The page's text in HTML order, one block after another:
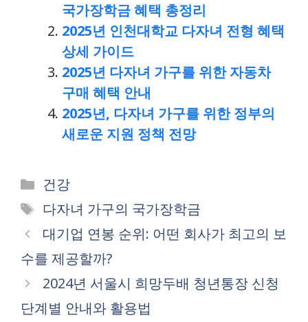
국가장학금 혜택 총정리
2025년 인천대학교 다자녀 전형 혜택
상세 가이드
2025년 다자녀 가구를 위한 자동차
구매 혜택 안내
2025년, 다자녀 가구를 위한 정부의
새로운 지원 정책 전망
Categories
건강
Tags
다자녀 가구의 국가장학금
대기업 연봉 순위: 어떤 회사가 최고의 보
수를 제공할까?
2024년 서울시 희망두배 청년통장 신청
단계별 안내와 활용법